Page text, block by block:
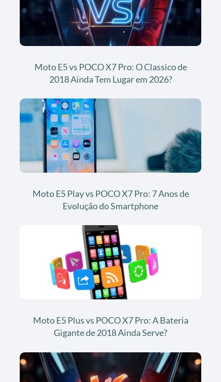
Moto E5 vs POCO X7 Pro: O Classico de
2018 Ainda Tem Lugar em 2026?
Moto E5 Play vs POCO X7 Pro: 7 Anos de
Evolução do Smartphone
Moto E5 Plus vs POCO X7 Pro: A Bateria
Gigante de 2018 Ainda Serve?